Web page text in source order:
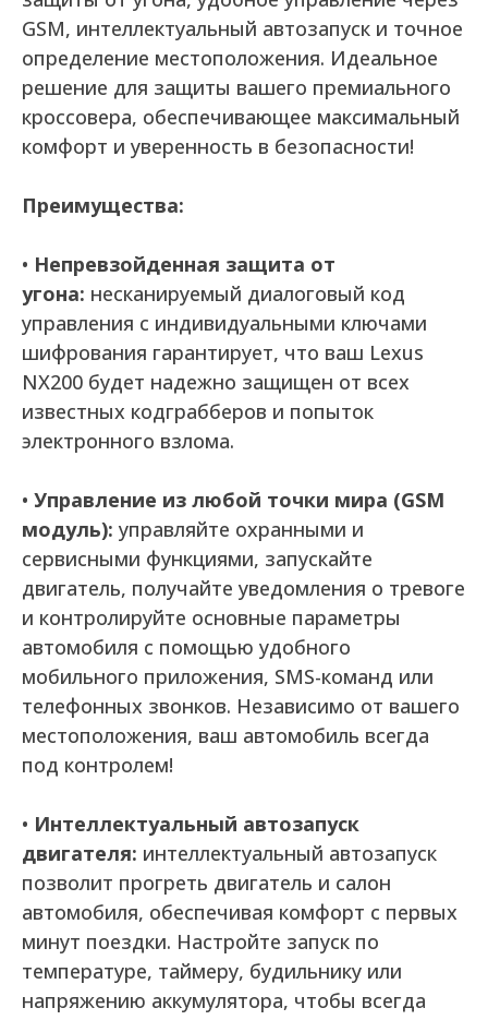
GSM, интеллектуальный автозапуск и точное
определение местоположения. Идеальное
решение для защиты вашего премиального
кроссовера, обеспечивающее максимальный
комфорт и уверенность в безопасности!
Преимущества:
• Непревзойденная защита от
угона: несканируемый диалоговый код
управления с индивидуальными ключами
шифрования гарантирует, что ваш Lexus
NX200 будет надежно защищен от всех
известных кодграбберов и попыток
электронного взлома.
• Управление из любой точки мира (GSM
модуль): управляйте охранными и
сервисными функциями, запускайте
двигатель, получайте уведомления о тревоге
и контролируйте основные параметры
автомобиля с помощью удобного
мобильного приложения, SMS-команд или
телефонных звонков. Независимо от вашего
местоположения, ваш автомобиль всегда
под контролем!
• Интеллектуальный автозапуск
двигателя: интеллектуальный автозапуск
позволит прогреть двигатель и салон
автомобиля, обеспечивая комфорт с первых
минут поездки. Настройте запуск по
температуре, таймеру, будильнику или
напряжению аккумулятора, чтобы всегда